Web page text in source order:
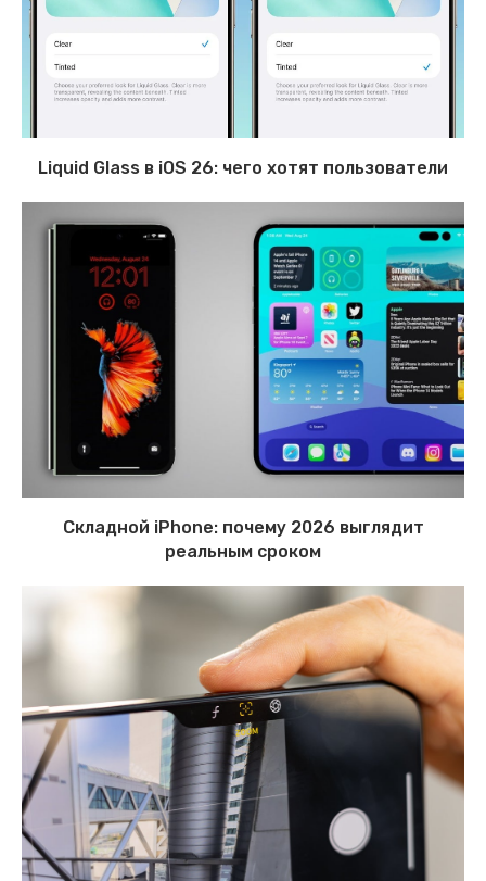
Liquid Glass в iOS 26: чего хотят пользователи
Складной iPhone: почему 2026 выглядит
реальным сроком